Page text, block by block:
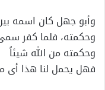
وأبو جهل كان اسمه
وحكمته، فلما كفر
وحكمته من الله شيئاً
فهل يحمل لنا هذا أى